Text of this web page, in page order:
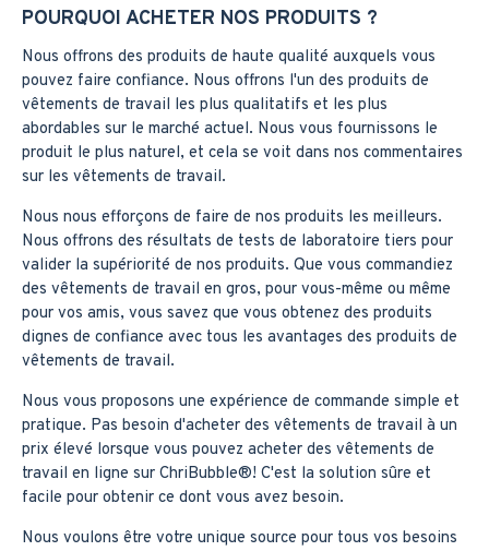
POURQUOI ACHETER NOS PRODUITS ?
Nous offrons des produits de haute qualité auxquels vous
pouvez faire confiance. Nous offrons l'un des produits de
vêtements de travail les plus qualitatifs et les plus
abordables sur le marché actuel. Nous vous fournissons le
produit le plus naturel, et cela se voit dans nos commentaires
sur les vêtements de travail.
Nous nous efforçons de faire de nos produits les meilleurs.
Nous offrons des résultats de tests de laboratoire tiers pour
valider la supériorité de nos produits. Que vous commandiez
des vêtements de travail en gros, pour vous-même ou même
pour vos amis, vous savez que vous obtenez des produits
dignes de confiance avec tous les avantages des produits de
vêtements de travail.
Nous vous proposons une expérience de commande simple et
pratique. Pas besoin d'acheter des vêtements de travail à un
prix élevé lorsque vous pouvez acheter des vêtements de
travail en ligne sur ChriBubble®️! C'est la solution sûre et
facile pour obtenir ce dont vous avez besoin.
Nous voulons être votre unique source pour tous vos besoins